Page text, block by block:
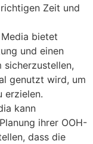
Zeit und
bietet
und einen
sicherzustellen,
genutzt wird, um
erzielen.
kann
ihrer OOH-
dass die